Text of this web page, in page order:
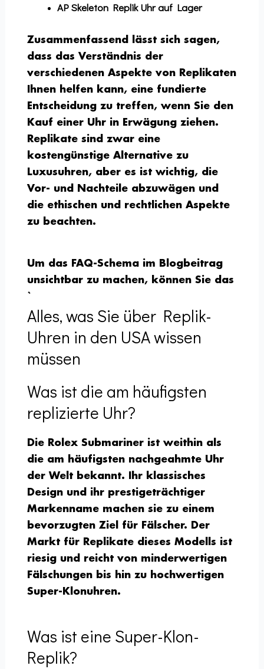
AP Skeleton Replik Uhr auf Lager
Zusammenfassend lässt sich sagen,
dass das Verständnis der
verschiedenen Aspekte von Replikaten
Ihnen helfen kann, eine fundierte
Entscheidung zu treffen, wenn Sie den
Kauf einer Uhr in Erwägung ziehen.
Replikate sind zwar eine
kostengünstige Alternative zu
Luxusuhren, aber es ist wichtig, die
Vor- und Nachteile abzuwägen und
die ethischen und rechtlichen Aspekte
zu beachten.
Um das FAQ-Schema im Blogbeitrag
unsichtbar zu machen, können Sie das
`
Alles, was Sie über Replik-
Uhren in den USA wissen
müssen
Was ist die am häufigsten
replizierte Uhr?
Die Rolex Submariner ist weithin als
die am häufigsten nachgeahmte Uhr
der Welt bekannt. Ihr klassisches
Design und ihr prestigeträchtiger
Markenname machen sie zu einem
bevorzugten Ziel für Fälscher. Der
Markt für Replikate dieses Modells ist
riesig und reicht von minderwertigen
Fälschungen bis hin zu hochwertigen
Super-Klonuhren.
Was ist eine Super-Klon-
Replik?